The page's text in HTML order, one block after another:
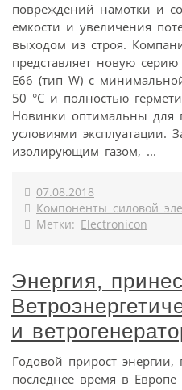
повреждений намотки и
емкости и увеличения
выходом из строя.
представляет новую
E66 (тип W) с
50 °C и полностью
Новинки оптимальны для
условиями эксплуатации.
изолирующим газом, ...
07.08.2018
Компоненты силовой
Метки: Electronicon
Энергия,
и
Годовой прирост энергии,
последнее время в Европе